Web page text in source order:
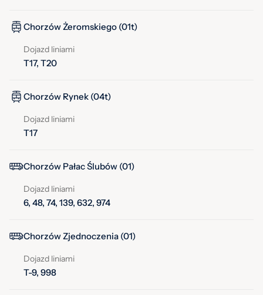
Chorzów Żeromskiego (01t)
Dojazd liniami
T17, T20
Chorzów Rynek (04t)
Dojazd liniami
T17
Chorzów Pałac Ślubów (01)
Dojazd liniami
6, 48, 74, 139, 632, 974
Chorzów Zjednoczenia (01)
Dojazd liniami
T-9, 998